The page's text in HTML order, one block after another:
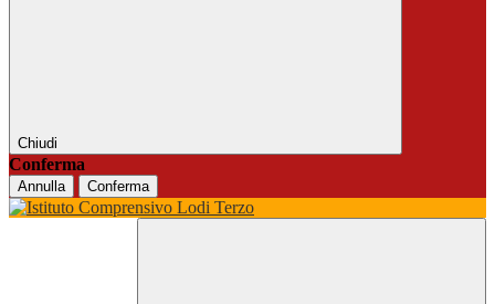
Chiudi
Conferma
Annulla Conferma